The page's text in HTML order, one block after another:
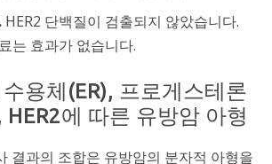
HER2 단백질이 검출되지 않았습니다.
는 효과가 없습니다.
용체(ER), 프로게스테론
HER2에 따른 유방암 아형
결과의 조합은 유방암의 분자적 아형을